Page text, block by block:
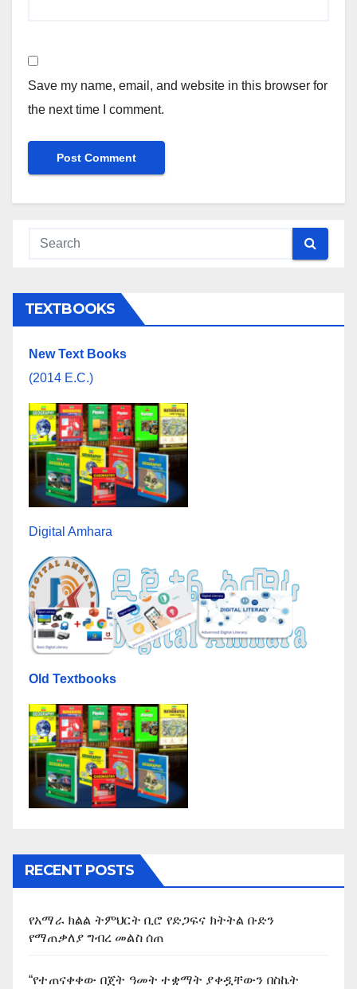
Save my name, email, and website in this browser for
the next time I comment.
TEXTBOOKS
New Text Books
(2014 E.C.)
Digital Amhara
Old Textbooks
RECENT POSTS
የአማራ ክልል ትምህርት ቢሮ የድጋፍና ክትትል ቡድን
የማጠቃለያ ግብረ መልስ ሰጠ
“የተጠናቀቀው በጀት ዓመት ተቋማት ያቀዷቸውን በስኬት